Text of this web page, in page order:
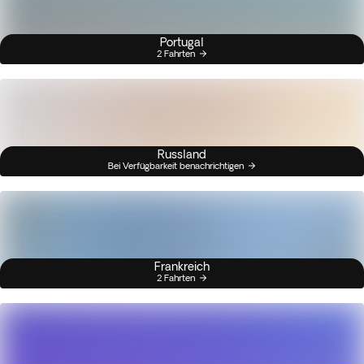
Portugal
2 Fahrten
Russland
Bei Verfügbarkeit benachrichtigen
Frankreich
2 Fahrten